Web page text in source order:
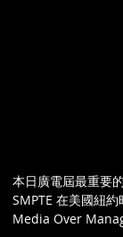
本日廣電屆最重要
SMPTE 在美國紐
Media Over